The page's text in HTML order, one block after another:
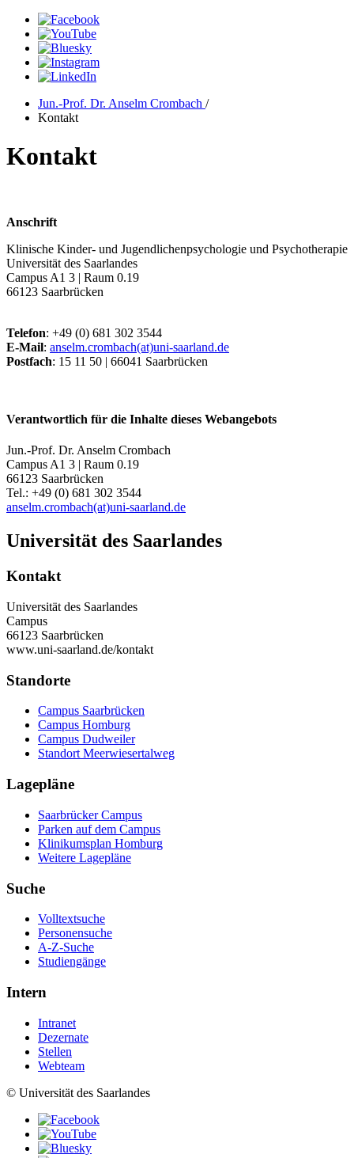
Jun.-Prof. Dr. Anselm Crombach /
Kontakt
Kontakt
Anschrift
Klinische Kinder- und Jugendlichenpsychologie und Psychotherapie
Universität des Saarlandes
Campus A1 3 | Raum 0.19
66123 Saarbrücken
Telefon: +49 (0) 681 302 3544
E-Mail: anselm.crombach(at)uni-saarland.de
Postfach: 15 11 50 | 66041 Saarbrücken
Verantwortlich für die Inhalte dieses Webangebots
Jun.-Prof. Dr. Anselm Crombach
Campus A1 3 | Raum 0.19
66123 Saarbrücken
Tel.: +49 (0) 681 302 3544
anselm.crombach(at)uni-saarland.de
Universität des Saarlandes
Kontakt
Universität des Saarlandes
Campus
66123 Saarbrücken
www.uni-saarland.de/kontakt
Standorte
Campus Saarbrücken
Campus Homburg
Campus Dudweiler
Standort Meerwiesertalweg
Lagepläne
Saarbrücker Campus
Parken auf dem Campus
Klinikumsplan Homburg
Weitere Lagepläne
Suche
Volltextsuche
Personensuche
A-Z-Suche
Studiengänge
Intern
Intranet
Dezernate
Stellen
Webteam
© Universität des Saarlandes